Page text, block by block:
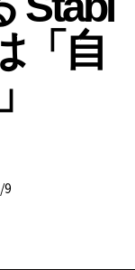
「自
9